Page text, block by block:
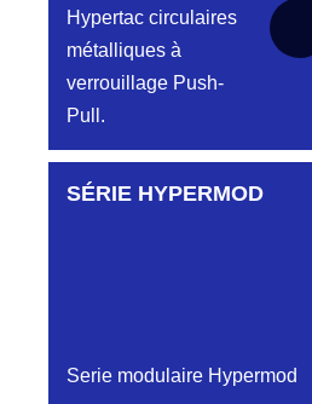
Hypertac circulaires
métalliques à
verrouillage Push-
Pull.
Aucune pièce disponible
SÉRIE HYPERMOD
Serie modulaire Hypermod